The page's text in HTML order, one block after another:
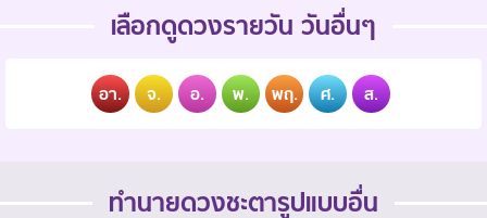
เลือกดูดวงรายวัน วันอื่นๆ
อา. จ. อ. พ. พฤ. ศ. ส.
ทำนายดวงชะตารูปแบบอื่น